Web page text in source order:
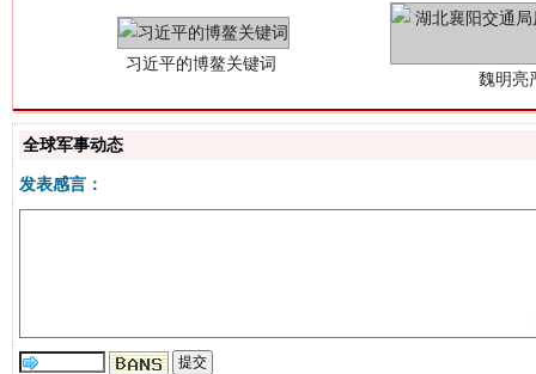
全球军事动态
发表感言：